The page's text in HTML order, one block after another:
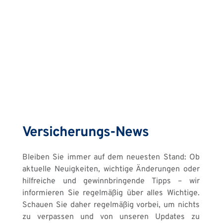
Versicherungs-News
Bleiben Sie immer auf dem neuesten Stand: Ob
aktuelle Neuigkeiten, wichtige Änderungen oder
hilfreiche und gewinnbringende Tipps – wir
informieren Sie regelmäßig über alles Wichtige.
Schauen Sie daher regelmäßig vorbei, um nichts
zu verpassen und von unseren Updates zu